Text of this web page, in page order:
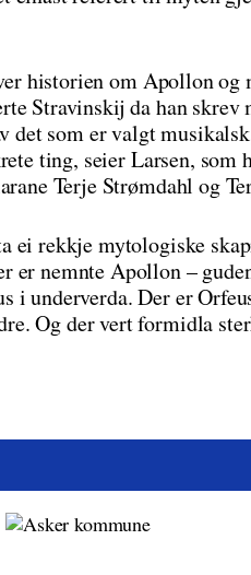
historien om Apollon og
Stravinskij da han skrev
som er valgt
ting, seier Larsen, som
Terje Strømdahl og
ei rekkje mytologiske
er nemnte Apollon –
i underverda. Der er
Og der vert formidla